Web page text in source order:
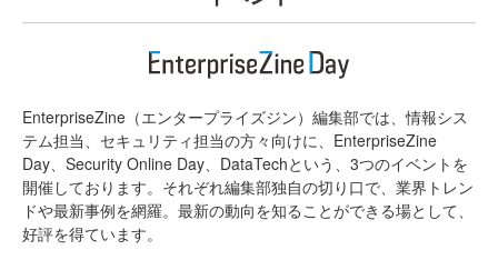
EnterpriseZine（エンタープライズジン）編集部では、情報シス
テム担当、セキュリティ担当の方々向けに、EnterpriseZine
Day、Security Online Day、DataTechという、3つのイベントを
開催しております。それぞれ編集部独自の切り口で、業界トレン
ドや最新事例を網羅。最新の動向を知ることができる場として、
好評を得ています。